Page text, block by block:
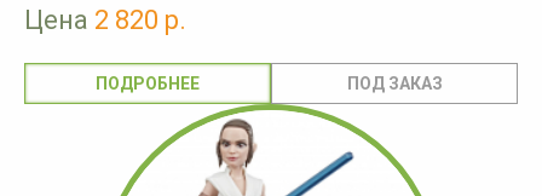
Цена 2 820 р.
ПОДРОБНЕЕ